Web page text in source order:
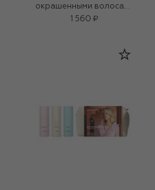
окрашенными волосами
ANGEL.WASH (40ml)
1 560 ₽